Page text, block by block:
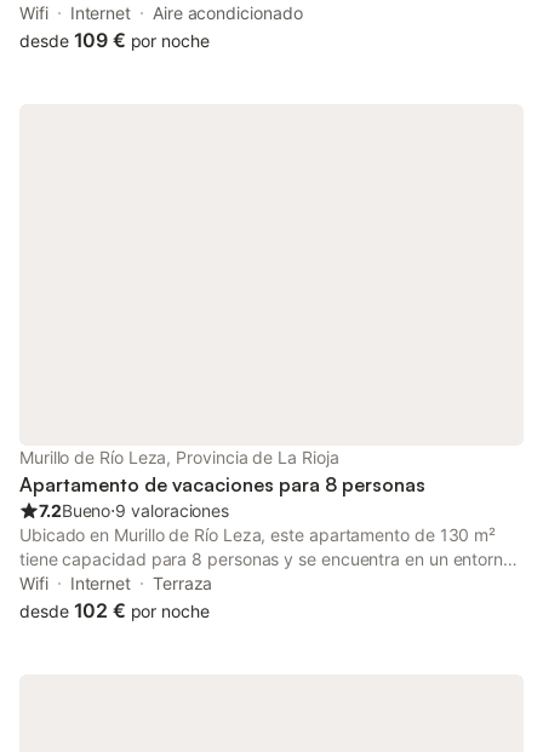
Wifi
Internet
Aire acondicionado
desde 109 € por noche
Murillo de Río Leza, Provincia de La Rioja
Apartamento de vacaciones para 8 personas
7.2Bueno⋅9 valoraciones
Ubicado en Murillo de Río Leza, este apartamento de 130 m²
tiene capacidad para 8 personas y se encuentra en un entorno
rural. La propiedad se sitúa a 5,5 km del centro de la ciudad,
ofreciendo un alojamiento independiente para su estancia. La
Wifi Internet
Terraza
desde 102 € por noche